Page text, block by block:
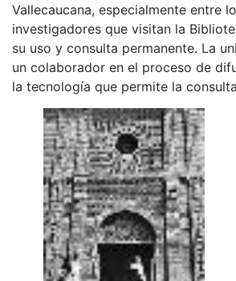
Vallecaucana, especialmente entre
investigadores que visitan la
su uso y consulta permanente. La
un colaborador en el proceso de
la tecnología que permite la